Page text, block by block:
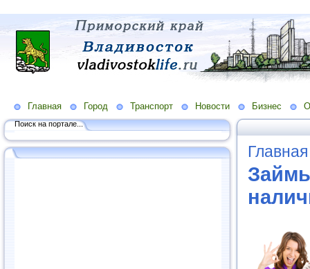
Главная Город Транспорт Новости Бизнес
Поиск на портале...
Главная